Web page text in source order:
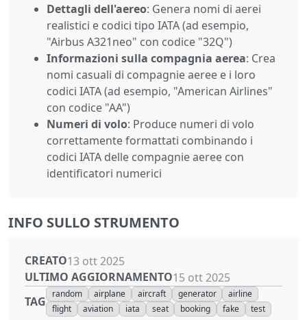
Dettagli dell'aereo: Genera nomi di aerei
realistici e codici tipo IATA (ad esempio,
"Airbus A321neo" con codice "32Q")
Informazioni sulla compagnia aerea: Crea
nomi casuali di compagnie aeree e i loro
codici IATA (ad esempio, "American Airlines"
con codice "AA")
Numeri di volo: Produce numeri di volo
correttamente formattati combinando i
codici IATA delle compagnie aeree con
identificatori numerici
INFO SULLO STRUMENTO
CREATO13 ott 2025
ULTIMO AGGIORNAMENTO15 ott 2025
TAG
random airplane aircraft generator
airline
flight
aviation iata seat booking fake test